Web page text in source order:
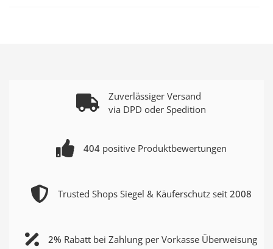
Zuverlässiger Versand
via DPD oder Spedition
404positive Produktbewertungen
Trusted Shops Siegel & Käuferschutz seit 2008
2% Rabatt bei Zahlung per Vorkasse Überweisung